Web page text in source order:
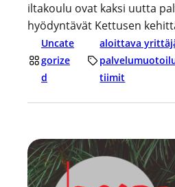
iltakoulu ovat kaksi uutta
hyödyntävät Kettusen
Uncate
gorize
d
aloittava
tiimit